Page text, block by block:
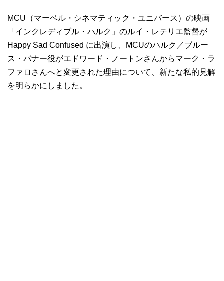
MCU（マーベル・シネマティック・ユニバース）の映画
「インクレディブル・ハルク」のルイ・レテリエ監督が
Happy Sad Confused に出演し、MCUのハルク／ブルー
ス・バナー役がエドワード・ノートンさんからマーク・ラ
ファロさんへと変更された理由について、新たな私的見解
を明らかにしました。